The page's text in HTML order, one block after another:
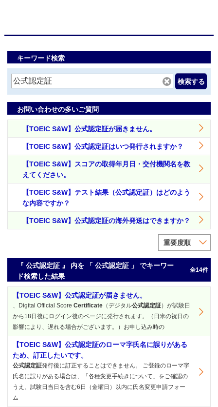
キーワード検索
検索する
お問い合わせの多いご質問
【TOEIC S&W】公式認定証が届きません。
【TOEIC S&W】公式認定証はいつ発行されますか？
【TOEIC S&W】スコアの取得年月日・交付機関名を教
えてください。
【TOEIC S&W】テスト結果（公式認定証）はどのよう
な内容ですか？
【TOEIC S&W】公式認定証の海外発送はできますか？
重要度順
『 公式認定証 』 内を 「 公式認定証 」 でキーワー
ド検索した結果
全14件
【TOEIC S&W】公式認定証が届きません。
、Digital Official Score Certificate （デジタル公式認定証）が試験日
から18日後にログイン後のページに発行されます。（日米の祝日の
影響により、遅れる場合がございます。）お申し込み時の
【TOEIC S&W】公式認定証のローマ字氏名に誤りがある
ため、訂正したいです。
公式認定証発行後に訂正することはできません。 ご登録のローマ字
氏名に誤りがある場合は、「各種変更手続きについて」をご確認の
うえ、試験日当日を含む6日（金曜日）以内に氏名変更申請フォー
ム